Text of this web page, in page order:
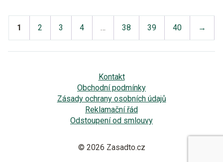
1 2 3 4 … 38 39 40 →
Kontakt
Obchodní podmínky
Zásady ochrany osobních údajů
Reklamační řád
Odstoupení od smlouvy
© 2026 Zasadto.cz